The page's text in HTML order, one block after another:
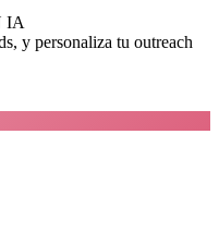
IA
y personaliza tu outreach